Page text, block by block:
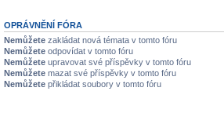
OPRÁVNĚNÍ FÓRA
Nemůžete zakládat nová témata v tomto fóru
Nemůžete odpovídat v tomto fóru
Nemůžete upravovat své příspěvky v tomto fóru
Nemůžete mazat své příspěvky v tomto fóru
Nemůžete přikládat soubory v tomto fóru